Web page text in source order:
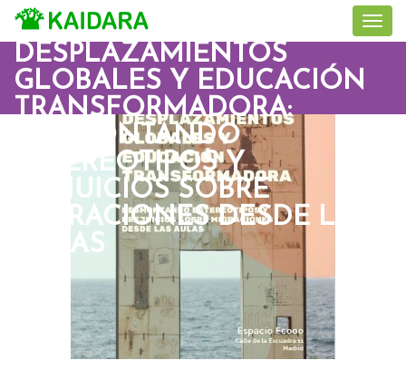
DESPLAZAMIENTOS
GLOBALES Y EDUCACIÓN
TRANSFORMADORA:
DESMONTANDO
ESTEREOTIPOS Y
PREJUICIOS SOBRE
MIGRACIONES DESDE LAS
AULAS